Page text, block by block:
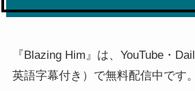
『Blazing Him』は、YouTube・
英語字幕付き）で無料配信中です。